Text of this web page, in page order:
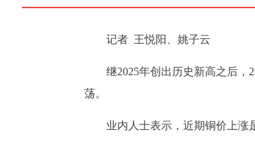
记者 王悦阳、姚子云
继2025年创出历史新高之后，
荡。
业内人士表示，近期铜价上涨